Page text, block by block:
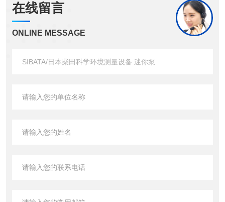
在线留言
ONLINE MESSAGE